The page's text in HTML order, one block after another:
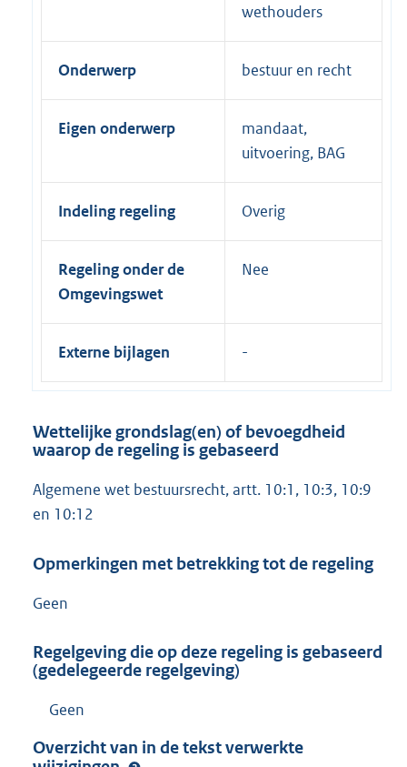
wethouders
Onderwerp bestuur en recht
Eigen onderwerp
mandaat,
uitvoering, BAG
Indeling regeling Overig
Regeling onder de
Omgevingswet
Nee
Externe bijlagen
Wettelijke grondslag(en) of bevoegdheid
waarop de regeling is gebaseerd
Algemene wet bestuursrecht, artt. 10:1, 10:3, 10:9
en 10:12
Opmerkingen met betrekking tot de regeling
Geen
Regelgeving die op deze regeling is gebaseerd
(gedelegeerde regelgeving)
Geen
Overzicht van in de tekst verwerkte